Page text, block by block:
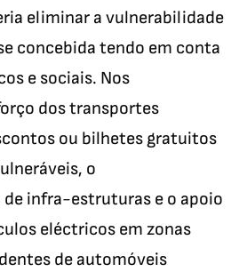
eliminar a vulnerabilidade
concebida tendo em conta
e sociais. Nos
dos transportes
ou bilhetes gratuitos
o
infra-estruturas e o apoio
eléctricos em zonas
de automóveis